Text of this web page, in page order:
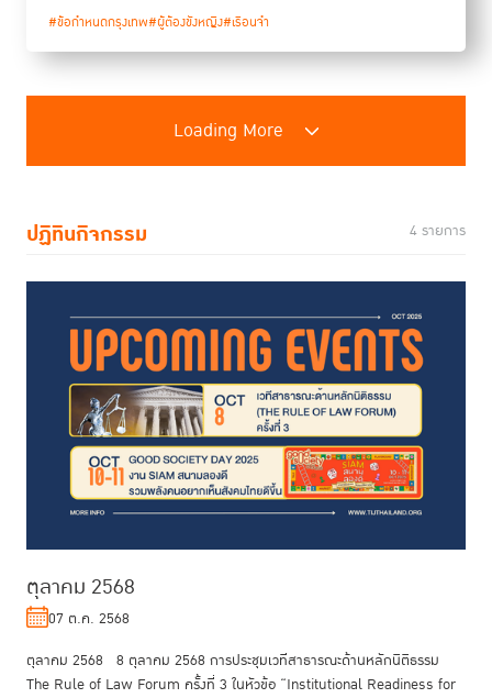
#ข้อกำหนดกรุงเทพ#ผู้ต้องขังหญิง#เรือนจำ
Loading More
ปฏิทินกิจกรรม 4 รายการ
ตุลาคม 2568
07 ต.ค. 2568
ตุลาคม 2568 8 ตุลาคม 2568 การประชุมเวทีสาธารณะด้านหลักนิติธรรม
The Rule of Law Forum ครั้งที่ 3 ในหัวข้อ “Institutional Readiness for